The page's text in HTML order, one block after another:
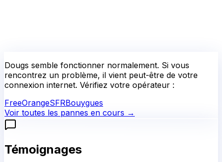
Dougs semble fonctionner normalement. Si vous
rencontrez un problème, il vient peut-être de votre
connexion internet. Vérifiez votre opérateur :
FreeOrangeSFRBouygues
Voir toutes les pannes en cours →
Témoignages